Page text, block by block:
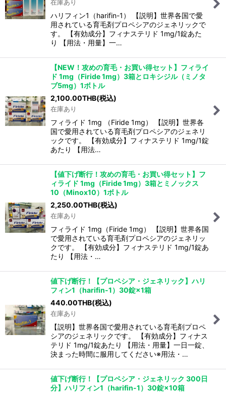
在庫あり
ハリフィン1（harifin-1） 【説明】世界各国で愛
用されている育毛剤プロペシアのジェネリックで
す。 【有効成分】フィナステリド 1mg/1錠あた
り 【用法・用量】一…
【NEW！攻めの育毛・お買い得セット】フィライ
ド 1mg（Firide 1mg）3箱とロキシジル（ミノタ
ブ5mg）1ボトル
2,100.00THB(税込)
在庫あり
フィライド 1mg （Firide 1mg） 【説明】世界各
国で愛用されている育毛剤プロペシアのジェネリ
ックです。 【有効成分】フィナステリド 1mg/1錠
あたり 【用法…
【値下げ断行！攻めの育毛・お買い得セット】フ
ィライド 1mg（Firide 1mg）3箱とミノックス
10（Minox10）1ボトル
2,250.00THB(税込)
在庫あり
フィライド 1mg（Firide 1mg） 【説明】世界各国
で愛用されている育毛剤プロペシアのジェネリッ
クです。 【有効成分】フィナステリド 1mg/1錠あ
たり 【用法・…
値下げ断行！【プロペシア・ジェネリック】ハリ
フィン1（harifin-1）30錠×1箱
440.00THB(税込)
在庫あり
【説明】世界各国で愛用されている育毛剤プロペ
シアのジェネリックです。 【有効成分】フィナス
テリド 1mg/1錠あたり 【用法・用量】一日一錠、
決まった時間に服用してください※用法・…
値下げ断行！【プロペシア・ジェネリック 300日
分】ハリフィン1（harifin-1）30錠×10箱